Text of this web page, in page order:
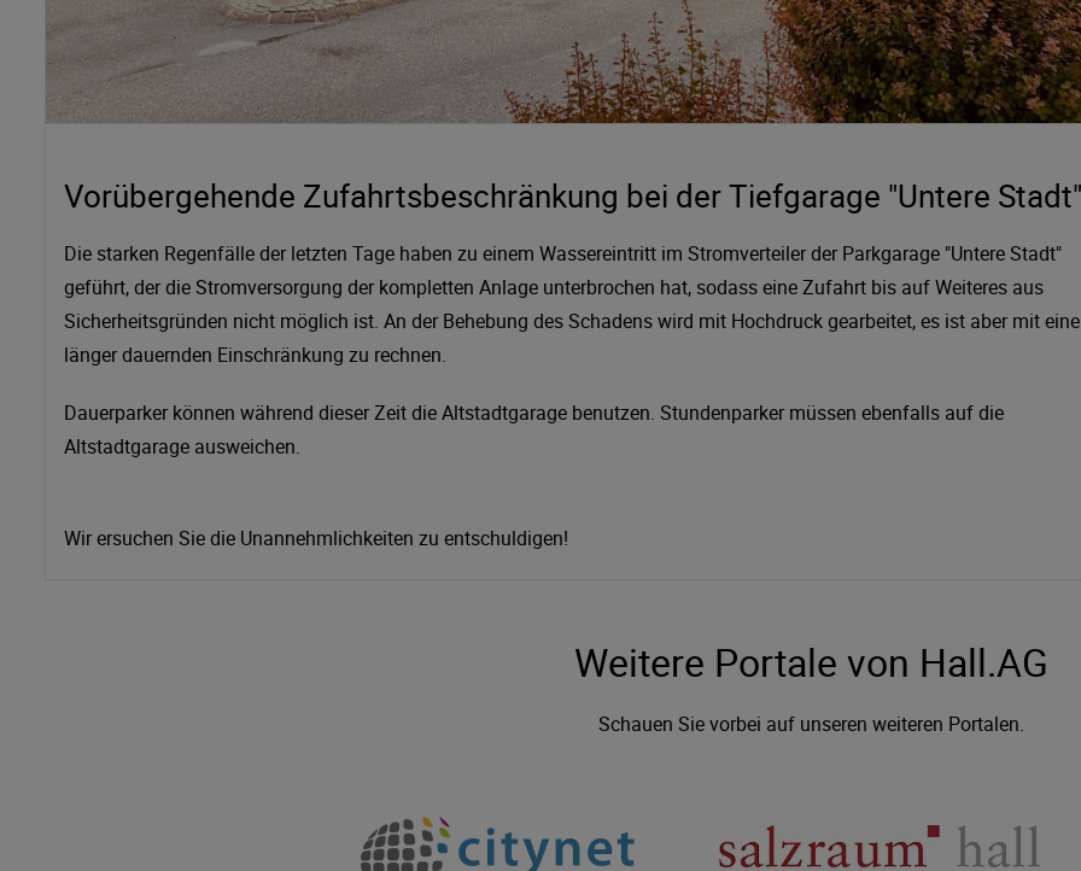
Vorübergehende Zufahrtsbeschränkung bei der Tiefgarage "Untere Stadt"
Die starken Regenfälle der letzten Tage haben zu einem Wassereintritt im Stromverteiler der Parkgarage "Untere Stadt"
geführt, der die Stromversorgung der kompletten Anlage unterbrochen hat, sodass eine Zufahrt bis auf Weiteres aus
Sicherheitsgründen nicht möglich ist. An der Behebung des Schadens wird mit Hochdruck gearbeitet, es ist aber mit
länger dauernden Einschränkung zu rechnen.
Dauerparker können während dieser Zeit die Altstadtgarage benutzen. Stundenparker müssen ebenfalls auf die
Altstadtgarage ausweichen.
Wir ersuchen Sie die Unannehmlichkeiten zu entschuldigen!
Weitere Portale von Hall.AG
Schauen Sie vorbei auf unseren weiteren Portalen.